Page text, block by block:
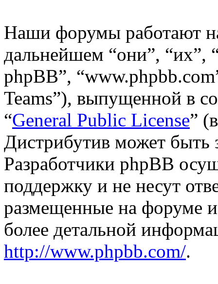
Наши форумы работают
дальнейшем “они”, “их”,
phpBB”,
Teams”), выпущенной в
“General Public License”
Дистрибутив может быть
Разработчики phpBB
поддержку и не несут
размещенные на форуме
более детальной
http://www.phpbb.com/.